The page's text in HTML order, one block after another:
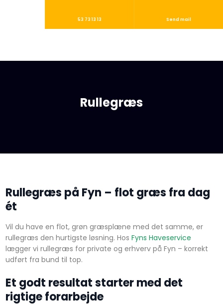
53 73 13 13 Send mail
Rullegræs
Rullegræs på Fyn – flot græs fra dag
ét
Vil du have en flot, grøn græsplæne med det samme, er
rullegræs den hurtigste løsning. Hos Fyns Haveservice
lægger vi rullegræs for private og erhverv på Fyn – korrekt
udført fra bund til top.
Et godt resultat starter med det
rigtige forarbejde